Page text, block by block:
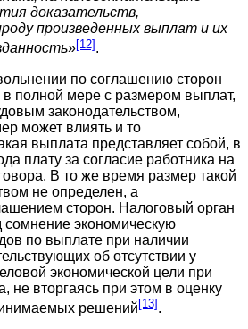
доказательств,
произведенных выплат и их
»[12].
по соглашению сторон
в полной мере с размером выплат,
законодательством,
может влиять и то
выплата представляет собой, в
плату за согласие работника на
В то же время размер такой
не определен, а
сторон. Налоговый орган
сомнение экономическую
по выплате при наличии
об отсутствии у
экономической цели при
не вторгаясь при этом в оценку
решений[13].